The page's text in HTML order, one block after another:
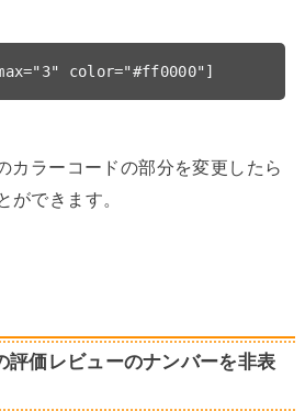
カラーコードの部分を変更したら
ができます。
価レビューのナンバーを非表